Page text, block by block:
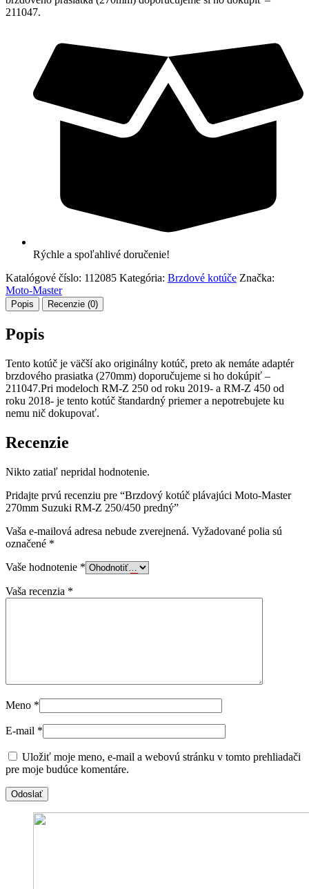
211047.
Rýchle a spoľahlivé doručenie!
Katalógové číslo: 112085 Kategória: Brzdové kotúče Značka:
Moto-Master
Popis Recenzie (0)
Popis
Tento kotúč je väčší ako originálny kotúč, preto ak nemáte adaptér
brzdového prasiatka (270mm) doporučujeme si ho dokúpiť –
211047.Pri modeloch RM-Z 250 od roku 2019- a RM-Z 450 od
roku 2018- je tento kotúč štandardný priemer a nepotrebujete ku
nemu nič dokupovať.
Recenzie
Nikto zatiaľ nepridal hodnotenie.
Pridajte prvú recenziu pre “Brzdový kotúč plávajúci Moto-Master
270mm Suzuki RM-Z 250/450 predný”
Vaša e-mailová adresa nebude zverejnená. Vyžadované polia sú
označené *
Vaše hodnotenie *
Vaša recenzia *
Meno *
E-mail *
Uložiť moje meno, e-mail a webovú stránku v tomto prehliadači
pre moje budúce komentáre.